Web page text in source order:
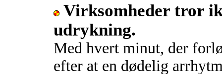
Virksomheder tror
udrykning.
Med hvert minut, der
efter at en dødelig